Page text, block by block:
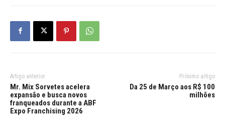
Artigo anterior
Mr. Mix Sorvetes acelera
expansão e busca novos
franqueados durante a ABF
Expo Franchising 2026
Próximo artigo
Da 25 de Março aos R$ 100
milhões